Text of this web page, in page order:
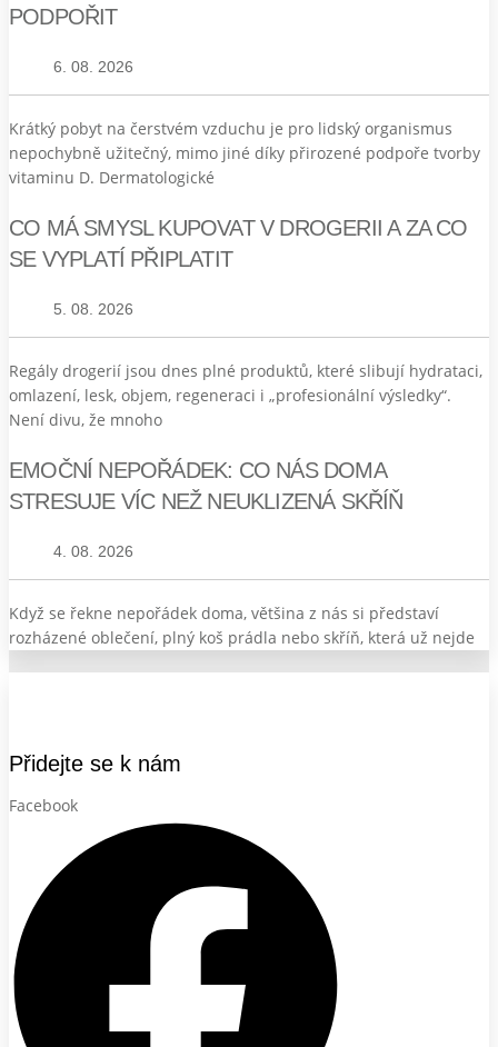
PODPOŘIT
6. 08. 2026
Krátký pobyt na čerstvém vzduchu je pro lidský organismus
nepochybně užitečný, mimo jiné díky přirozené podpoře tvorby
vitaminu D. Dermatologické
CO MÁ SMYSL KUPOVAT V DROGERII A ZA CO
SE VYPLATÍ PŘIPLATIT
5. 08. 2026
Regály drogerií jsou dnes plné produktů, které slibují hydrataci,
omlazení, lesk, objem, regeneraci i „profesionální výsledky“.
Není divu, že mnoho
EMOČNÍ NEPOŘÁDEK: CO NÁS DOMA
STRESUJE VÍC NEŽ NEUKLIZENÁ SKŘÍŇ
4. 08. 2026
Když se řekne nepořádek doma, většina z nás si představí
rozházené oblečení, plný koš prádla nebo skříň, která už nejde
Přidejte se k nám
Facebook